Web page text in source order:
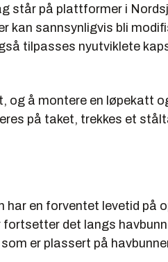
står på plattformer i
kan sannsynligvis bli
tilpasses nyutviklete
og å montere en løpekatt
på taket, trekkes et
har en forventet levetid på
det langs
er plassert på